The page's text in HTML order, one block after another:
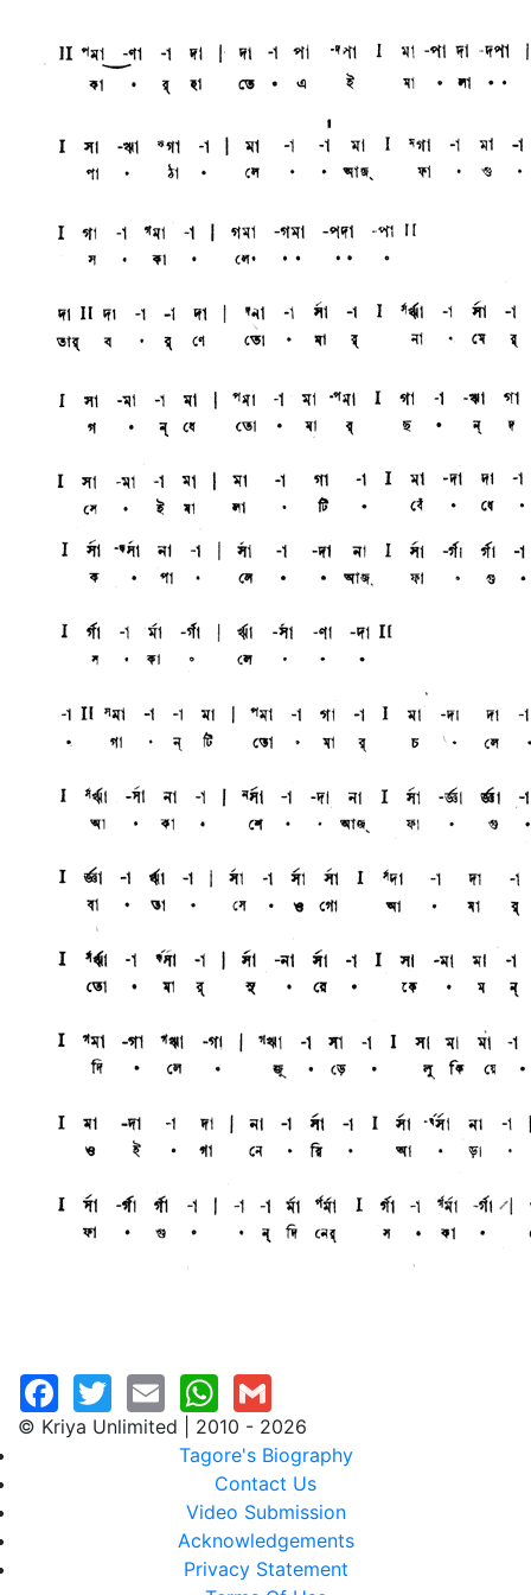
© Kriya Unlimited | 2010 - 2026
Tagore's Biography
Contact Us
Video Submission
Acknowledgements
Privacy Statement